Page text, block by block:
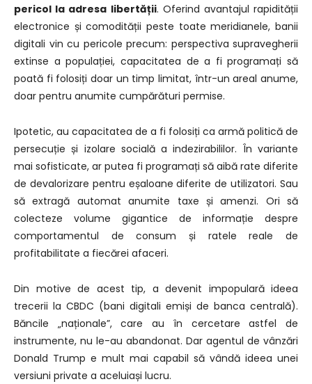
pericol la adresa libertății. Oferind avantajul rapidității
electronice și comodității peste toate meridianele, banii
digitali vin cu pericole precum: perspectiva supravegherii
extinse a populației, capacitatea de a fi programați să
poată fi folosiți doar un timp limitat, într-un areal anume,
doar pentru anumite cumpărături permise.
Ipotetic, au capacitatea de a fi folosiți ca armă politică de
persecuție și izolare socială a indezirabililor. În variante
mai sofisticate, ar putea fi programați să aibă rate diferite
de devalorizare pentru eșaloane diferite de utilizatori. Sau
să extragă automat anumite taxe și amenzi. Ori să
colecteze volume gigantice de informație despre
comportamentul de consum și ratele reale de
profitabilitate a fiecărei afaceri.
Din motive de acest tip, a devenit impopulară ideea
trecerii la CBDC (bani digitali emiși de banca centrală).
Băncile „naționale”, care au în cercetare astfel de
instrumente, nu le-au abandonat. Dar agentul de vânzări
Donald Trump e mult mai capabil să vândă ideea unei
versiuni private a aceluiași lucru.